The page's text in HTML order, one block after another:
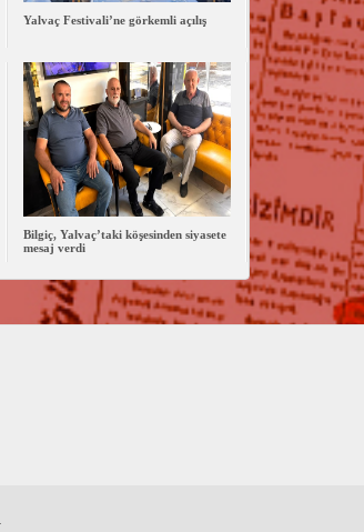
Yalvaç Festivali’ne görkemli açılış
Bilgiç, Yalvaç’taki köşesinden siyasete
mesaj verdi